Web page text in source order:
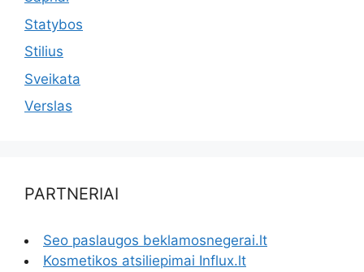
Statybos
Stilius
Sveikata
Verslas
PARTNERIAI
Seo paslaugos beklamosnegerai.lt
Kosmetikos atsiliepimai Influx.lt